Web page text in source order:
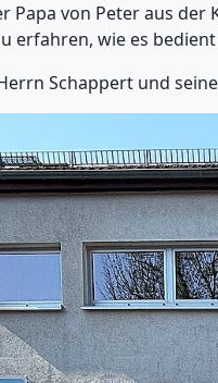
Papa von Peter aus
erfahren, wie es
Schappert und